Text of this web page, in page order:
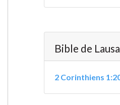
Bible de
2 Corinthiens